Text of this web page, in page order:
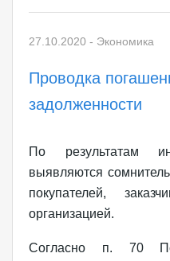
27.10.2020 - Экономика
Проводка
задолженности
По результатам
выявляются
покупателей,
организацией.
Согласно п. 70